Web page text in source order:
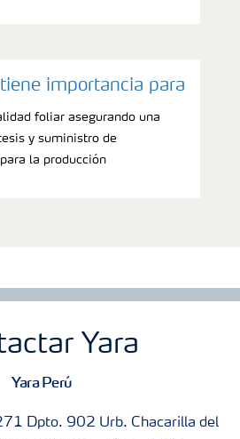
importancia para
foliar asegurando una
y suministro de
la producción
Yara
Yara Perú
Dpto. 902 Urb. Chacarilla del